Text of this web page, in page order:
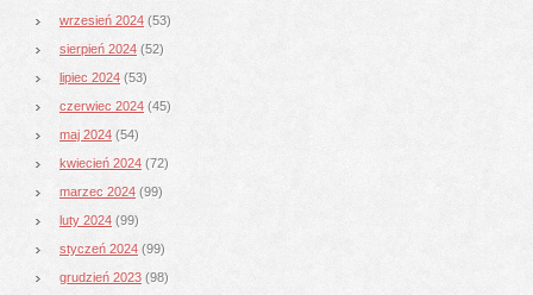
wrzesień 2024 (53)
sierpień 2024 (52)
lipiec 2024 (53)
czerwiec 2024 (45)
maj 2024 (54)
kwiecień 2024 (72)
marzec 2024 (99)
luty 2024 (99)
styczeń 2024 (99)
grudzień 2023 (98)